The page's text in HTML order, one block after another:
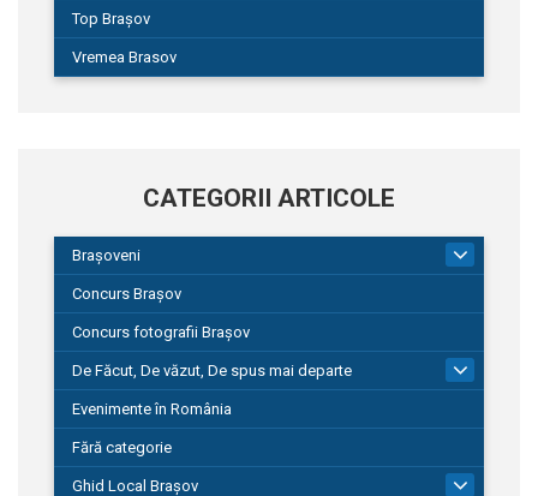
Top Brașov
Vremea Brasov
CATEGORII ARTICOLE
Brașoveni
Concurs Brașov
Concurs fotografii Brașov
De Făcut, De văzut, De spus mai departe
149
Evenimente în România
Fără categorie
Ghid Local Brașov